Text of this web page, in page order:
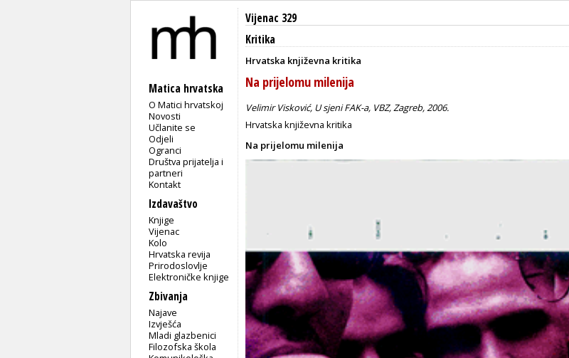
Matica hrvatska
O Matici hrvatskoj
Novosti
Učlanite se
Odjeli
Ogranci
Društva prijatelja i
partneri
Kontakt
Izdavaštvo
Knjige
Vijenac
Kolo
Hrvatska revija
Prirodoslovlje
Elektroničke knjige
Zbivanja
Najave
Izvješća
Mladi glazbenici
Filozofska škola
Vijenac 329
Kritika
Hrvatska književna kritika
Na prijelomu milenija
Velimir Visković, U sjeni FAK-a, VBZ, Zagreb, 2006.
Hrvatska književna kritika
Na prijelomu milenija